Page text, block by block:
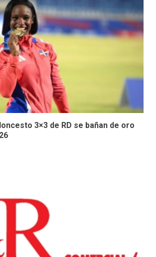
3×3 de RD se bañan de oro